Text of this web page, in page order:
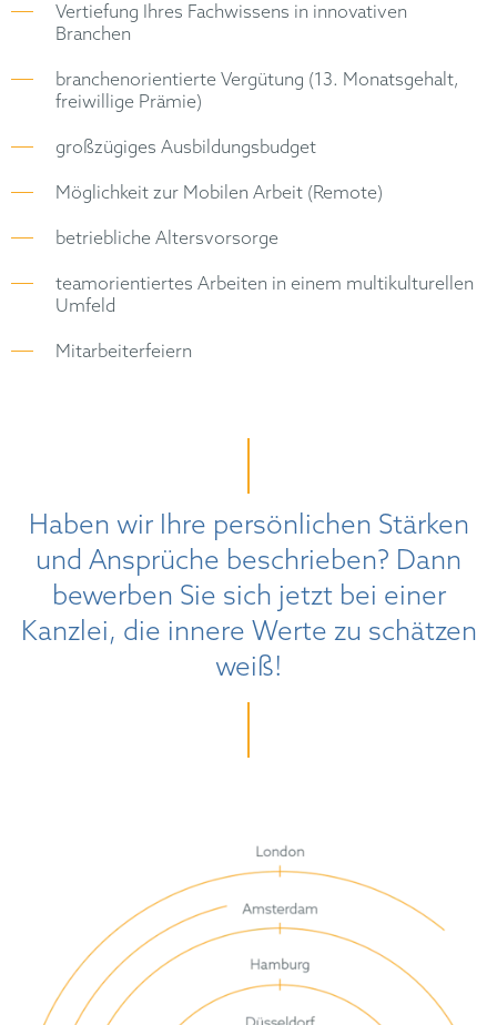
Vertiefung Ihres Fachwissens in innovativen
Branchen
branchenorientierte Vergütung (13. Monatsgehalt,
freiwillige Prämie)
großzügiges Ausbildungsbudget
Möglichkeit zur Mobilen Arbeit (Remote)
betriebliche Altersvorsorge
teamorientiertes Arbeiten in einem multikulturellen
Umfeld
Mitarbeiterfeiern
Haben wir Ihre persönlichen Stärken
und Ansprüche beschrieben? Dann
bewerben Sie sich jetzt bei einer
Kanzlei, die innere Werte zu schätzen
weiß!